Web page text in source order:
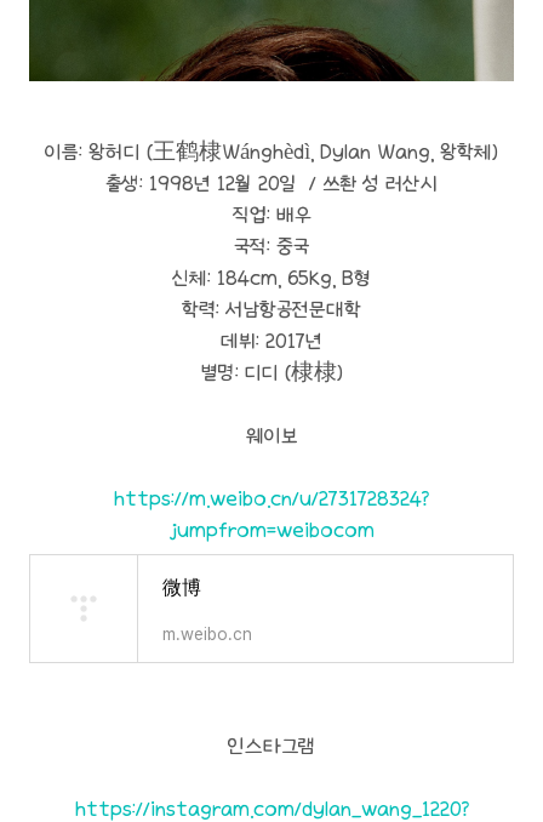
이름: 왕허디 (王鹤棣Wánghèdì, Dylan Wang, 왕학체)
출생: 1998년 12월 20일 / 쓰촨 성 러산시
직업: 배우
국적: 중국
신체: 184cm, 65kg, B형
학력: 서남항공전문대학
데뷔: 2017년
별명: 디디 (棣棣)
웨이보
https://m.weibo.cn/u/2731728324?
jumpfrom=weibocom
微博
m.weibo.cn
인스타그램
https://instagram.com/dylan_wang_1220?